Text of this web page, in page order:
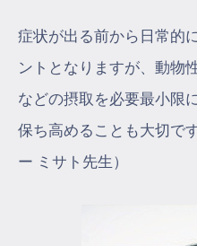
症状が出る前から日常的
ントとなりますが、動物
などの摂取を必要最小限
保ち高めることも大切で
ー ミサト先生）